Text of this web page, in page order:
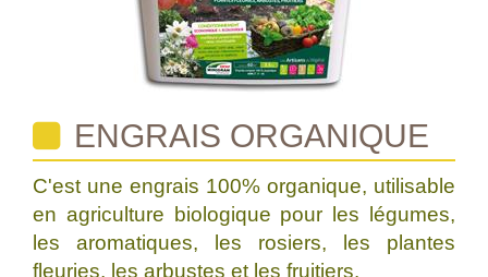
ENGRAIS ORGANIQUE
C'est une engrais 100% organique, utilisable
en agriculture biologique pour les légumes,
les aromatiques, les rosiers, les plantes
fleuries, les arbustes et les fruitiers.